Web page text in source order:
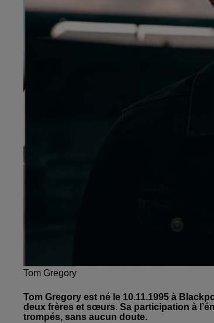
Tom Gregory
Tom Gregory est né le 10.11.1995 à
deux frères et sœurs. Sa participation à
trompés, sans aucun doute.